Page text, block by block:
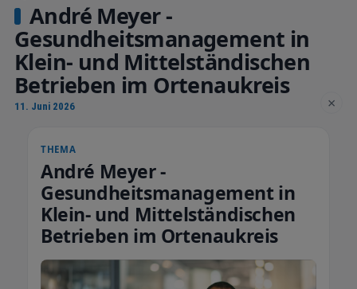
André Meyer -
Gesundheitsmanagement in
Klein- und Mittelständischen
Betrieben im Ortenaukreis
11. Juni 2026 ×
THEMA
André Meyer -
Gesundheitsmanagement in
Klein- und Mittelständischen
Betrieben im Ortenaukreis